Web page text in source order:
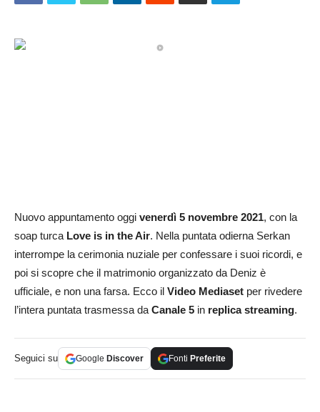
Nuovo appuntamento oggi venerdì 5 novembre 2021, con la
soap turca Love is in the Air. Nella puntata odierna Serkan
interrompe la cerimonia nuziale per confessare i suoi ricordi, e
poi si scopre che il matrimonio organizzato da Deniz è
ufficiale, e non una farsa. Ecco il Video Mediaset per rivedere
l’intera puntata trasmessa daCanale 5 in replica streaming.
Seguici su Google Discover Fonti Preferite